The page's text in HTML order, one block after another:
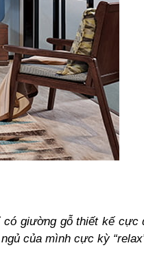
giường gỗ thiết kế cực
của mình cực kỳ